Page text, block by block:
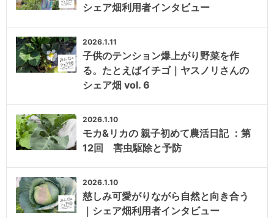
シェア畑利用者インタビュー
2026.1.11
子供のテンション爆上がり野菜を作
る。たとえばイチゴ｜ヤスノリさんの
シェア畑 vol. 6
2026.1.10
モカ&リカの 親子初めて農活日記 ：第
12回 害虫駆除と予防
2026.1.10
慈しみ可愛がりながら自然と向き合う
｜シェア畑利用者インタビュー